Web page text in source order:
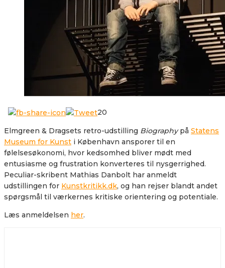
20
Elmgreen & Dragsets retro-udstilling Biographypå Statens
Museum for Kunst i København ansporer til en
følelsesøkonomi, hvor kedsomhed bliver mødt med
entusiasme og frustration konverteres til nysgerrighed.
Peculiar-skribent Mathias Danbolt har anmeldt
udstillingen for Kunstkritikk.dk, og han rejser blandt andet
spørgsmål til værkernes kritiske orientering og potentiale.
Læs anmeldelsen her.